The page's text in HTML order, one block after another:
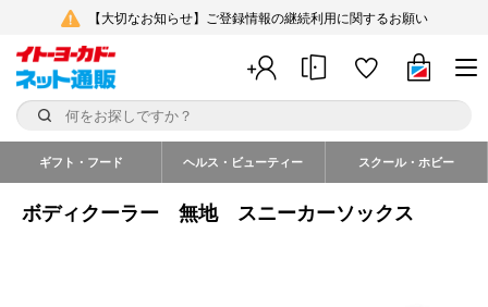
【大切なお知らせ】ご登録情報の継続利用に関するお願い
ギフト・フード ヘルス・ビューティー スクール・ホビー
ボディクーラー 無地 スニーカーソックス